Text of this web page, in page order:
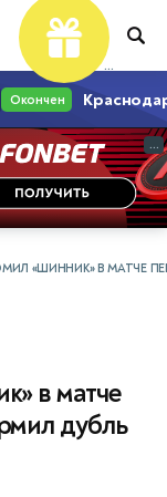
Таблицы Матчи
...
...
«ШИННИК» В МАТЧЕ
в матче
дубль